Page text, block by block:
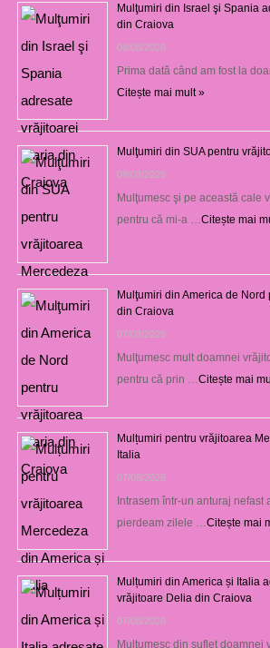
Mulţumiri din Israel şi Spania
din Craiova
08/08/2026
Prima dată când am fost la
Citește mai mult »
Mulţumiri din SUA pentru
08/08/2026
Mulţumesc şi pe această cale
pentru că mi-a … Citește mai
Mulţumiri din America de
din Craiova
07/08/2026
Mulţumesc mult doamnei
pentru că prin … Citește mai
Mulțumiri pentru vrăjitoarea
Italia
07/08/2026
Intrasem într-un anturaj nefast
pierdeam zilele … Citește mai
Mulțumiri din America și Italia
vrăjitoare Delia din Craiova
07/08/2026
Mulţumesc din suflet doamnei